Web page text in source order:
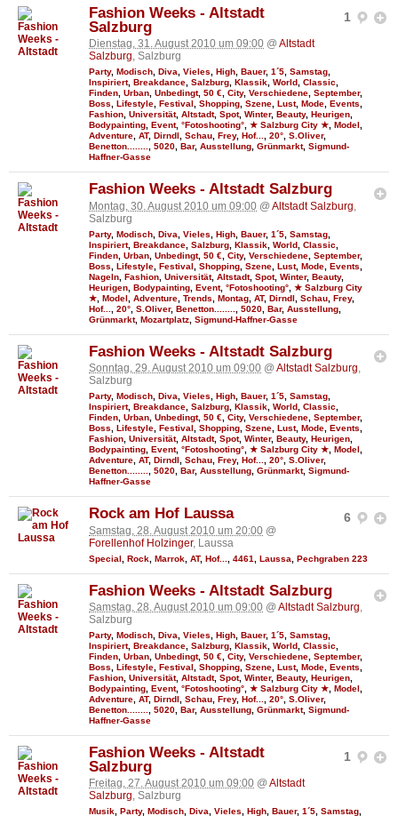
1
Fashion Weeks - Altstadt
Salzburg
Dienstag, 31. August 2010 um 09:00 @ Altstadt
Salzburg, Salzburg
Party, Modisch, Diva, Vieles, High, Bauer, 1´5, Samstag,
Inspiriert, Breakdance, Salzburg, Klassik, World, Classic,
Finden, Urban, Unbedingt, 50 €, City, Verschiedene, September,
Boss, Lifestyle, Festival , Shopping, Szene, Lust, Mode, Events,
Fashion, Universität, Altstadt, Spot, Winter, Beauty, Heurigen,
Bodypainting, Event, °Fotoshooting°, ★ Salzburg City ★, Model ,
Adventure, AT, Dirndl , Schau, Frey, Hof..., 20°, S.Oliver,
Benetton........, 5020, Bar, Ausstellung, Grünmarkt, Sigmund-
Haffner-Gasse
Fashion Weeks - Altstadt Salzburg
Montag, 30. August 2010 um 09:00 @ Altstadt Salzburg
Salzburg
Party, Modisch Diva Vieles High Bauer, 1´5 Samstag
Inspiriert, Breakdance Salzburg Klassik World Classic
Finden Urban Unbedingt, 50 € City, Verschiedene September,
Boss
Lifestyle Festival Shopping Szene Lust, Mode Events
Nageln Fashion Universität, Altstadt, Spot, Winter, Beauty,
Heurigen Bodypainting Event, °Fotoshooting° ★ Salzburg City
★ Model Adventure Trends Montag AT, Dirndl Schau Frey,
Hof...
20° S.Oliver, Benetton........ 5020 Bar, Ausstellung
Grünmarkt, Mozartplatz Sigmund-Haffner-Gasse
Fashion Weeks - Altstadt Salzburg
Sonntag, 29. August 2010 um 09:00 @ Altstadt Salzburg,
Salzburg
Party, Modisch Diva Vieles High Bauer, 1´5 Samstag
Inspiriert, Breakdance Salzburg Klassik World Classic
Finden Urban Unbedingt, 50 € City, Verschiedene September,
Boss
Lifestyle Festival Shopping Szene Lust, Mode Events
Fashion Universität, Altstadt, Spot, Winter, Beauty, Heurigen
Bodypainting Event, °Fotoshooting° ★ Salzburg City ★ Model
Adventure AT, Dirndl Schau Frey, Hof... 20° S.Oliver,
Benetton........
5020 Bar, Ausstellung Grünmarkt, Sigmund-
Haffner-Gasse
6
Rock am Hof Laussa
Samstag, 28. August 2010 um 20:00 @
Forellenhof Holzinger, Laussa
Special Rock Marrok AT, Hof... 4461 Laussa Pechgraben 223
Fashion Weeks - Altstadt Salzburg
Samstag, 28. August 2010 um 09:00 @ Altstadt Salzburg,
Salzburg
Party, Modisch Diva Vieles High Bauer, 1´5 Samstag
Inspiriert, Breakdance Salzburg Klassik World Classic
Finden Urban Unbedingt, 50 € City, Verschiedene September,
Boss
Lifestyle Festival Shopping Szene Lust, Mode Events
Fashion Universität, Altstadt, Spot, Winter, Beauty, Heurigen
Bodypainting Event, °Fotoshooting° ★ Salzburg City ★ Model
Adventure AT, Dirndl Schau Frey, Hof... 20° S.Oliver,
Benetton........
5020 Bar, Ausstellung Grünmarkt, Sigmund-
Haffner-Gasse
1
Fashion Weeks - Altstadt
Salzburg
Freitag, 27. August 2010 um 09:00 @ Altstadt
Salzburg, Salzburg
Musik, Party, Modisch, Diva, Vieles, High, Bauer, 1´5, Samstag,